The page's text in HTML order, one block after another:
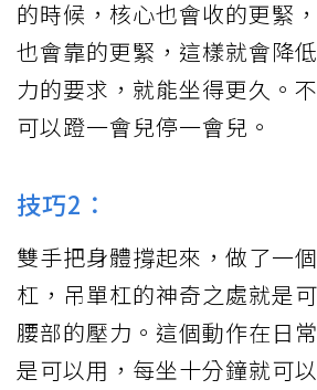
的時候，核心也會收的更緊
也會靠的更緊，這樣就會降
力的要求，就能坐得更久。
可以蹬一會兒停一會兒。
技巧2：
雙手把身體撐起來，做了一
杠，吊單杠的神奇之處就是
腰部的壓力。這個動作在日
是可以用，每坐十分鐘就可